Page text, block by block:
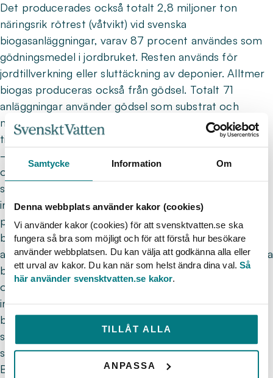
Samtycke Information Om
Denna webbplats använder kakor (cookies)
Vi använder kakor (cookies) för att svensktvatten.se ska
fungera så bra som möjligt och för att förstå hur besökare
använder webbplatsen. Du kan välja att godkänna alla eller
ett urval av kakor. Du kan när som helst ändra dina val.Så
här använder svensktvatten.se kakor.
TILLÅT ALLA
ANPASSA
Det producerades också totalt 2,8 miljoner ton
näringsrik rötrest (våtvikt) vid svenska
biogasanläggningar, varav 87 procent användes som
gödningsmedel i jordbruket. Resten används för
jordtillverkning eller sluttäckning av deponier. Alltmer
biogas produceras också från gödsel. Totalt 71
anläggningar använder gödsel som substrat och
mängden gödsel som rötas har ökat med 9 procent
till 1,1 miljoner ton.
– För att svensk biogasproduktion ska kunna lyfta
ordentligt behöver de långsiktiga styrmedelspaket
som föreslås i Biogasmarknadsutredningen skyndsamt
införas i sin helhet. Då väntas investeringar i svensk
produktion ta fart och den stora svenska
biogaspotentialen kan börja realiseras. Många nya
anläggningar, stora som lite mindre, kommer att kunna
byggas, som tar till vara betydligt mer gödsel, avfall
och restprodukter från jordbruk, hushåll och
industrier. Med en långsiktig gödselgaspremie kan
biogasproduktionen från gödsel mångdubblas med
stor nytta för jordbruket och klimatet. Biogasen är en
stor möjlighet för Sveriges lantbrukare, säger Palle
Borgström, förbundsordförande på Lantbrukarnas